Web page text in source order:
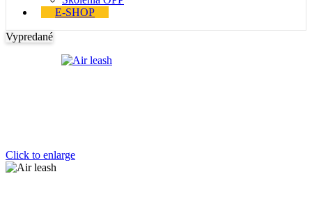
E-SHOP
Vypredané
Click to enlarge